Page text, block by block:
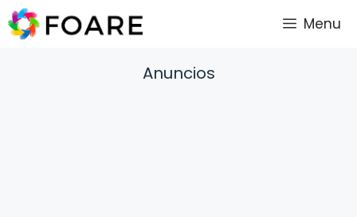
Saltar
al
Menu
Anuncios